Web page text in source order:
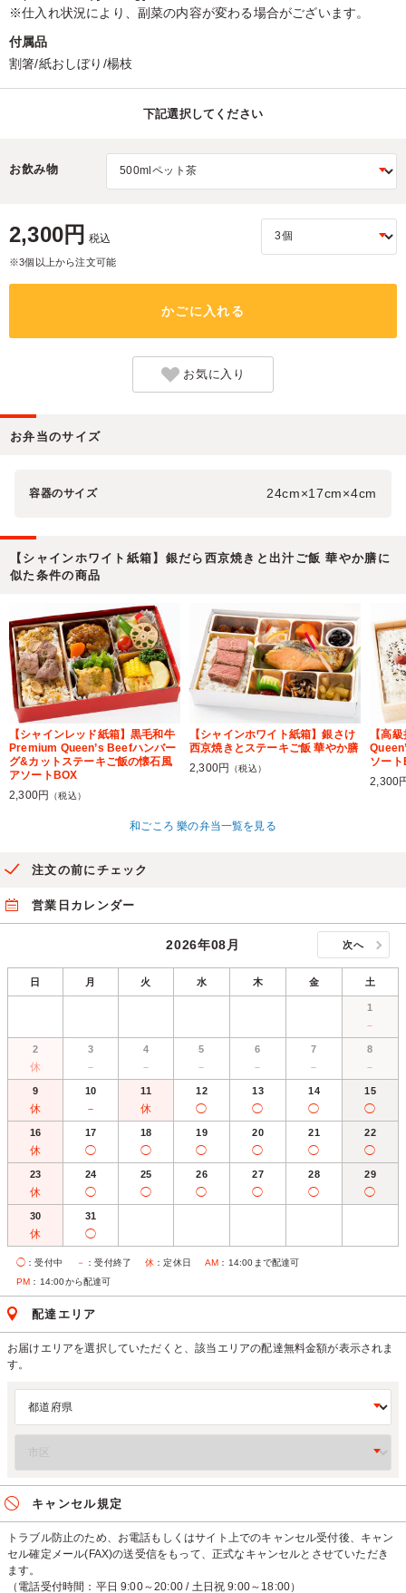
※仕入れ状況により、副菜の内容が変わる場合がございます。
付属品
割箸/紙おしぼり/楊枝
下記選択してください
お飲み物
2,300円 税込
※3個以上から注文可能
かごに入れる
お気に入り
お弁当のサイズ
容器のサイズ 24cm×17cm×4cm
【シャインホワイト紙箱】銀だら西京焼きと出汁ご飯 華やか膳に
似た条件の商品
【シャインレッド紙箱】黒毛和牛
Premium Queen’s Beefハンバー
グ&カットステーキご飯の懐石風
アソートBOX
2,300円
（税込）
【シャインホワイト紙箱】銀さけ
西京焼きとステーキご飯 華やか膳
2,300円
（税込）
【高
ソート
2,300
和ごころ 樂の弁当一覧を見る
注文の前にチェック
営業日カレンダー
2026年08月 次へ
日 月 火 水 木 金 土
1
－
2
休
3
－
4
－
5
－
6
－
7
－
8
－
9
休
10
－
11
休
12
◯
13
◯
14
◯
15
◯
16
休
17
◯
18
◯
19
◯
20
◯
21
◯
22
◯
23
休
24
◯
25
◯
26
◯
27
◯
28
◯
29
◯
30
休
31
◯
◯ ：受付中 － ：受付終了 休 ：定休日 AM ：14:00まで配達可
PM ：14:00から配達可
配達エリア
お届けエリアを選択していただくと、該当エリアの配達無料金額が表示されま
す。
キャンセル規定
トラブル防止のため、お電話もしくはサイト上でのキャンセル受付後、キャン
セル確定メール(FAX)の送受信をもって、正式なキャンセルとさせていただき
ます。
（電話受付時間：平日 9:00～20:00 / 土日祝 9:00～18:00）